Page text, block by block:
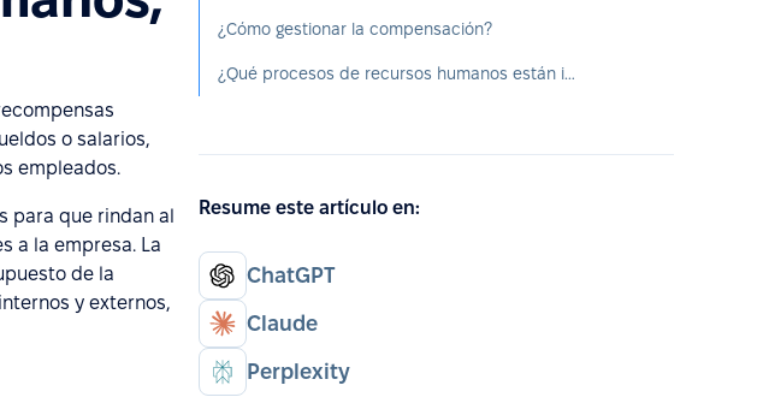
o salarios,
empleados.
para que rindan al
a la empresa. La
de la
y externos,
¿Cómo gestionar la compensación?
¿Qué procesos de recursos humanos están involucrados en la compensación?
Resume este artículo en:
ChatGPT
Claude
Perplexity